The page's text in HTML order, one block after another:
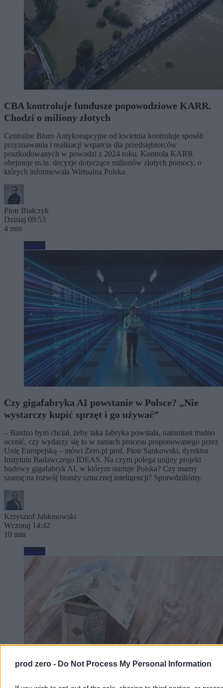
prod zero - Do Not Process My Personal Information
CBA kontroluje fundusze popowodziowe KARR.
Chodzi o miliony złotych
Centralne Biuro Antykorupcyjne od kwietnia kontroluje sposób
przyznawania i realizacji wsparcia dla przedsiębiorców
poszkodowanych w powodzi z 2024 roku. Kontrola KARR
obejmuje m.in. decyzje dotyczące milionów złotych pomocy, o
których informowała Wirtualna Polska.
Piotr Białczyk
Dzisiaj 09:53
4 min
Biznes
Czy gigafabryka AI powstanie w Polsce? „Nie
wystarczy kupić sprzęt i go używać”
– Bardzo bym chciał, żeby taka fabryka powstała, natomiast trudno
ocenić, czy wydarzy się to w ramach procesu proponowanego przez
Unię Europejską – mówi Zero.pl prof. Piotr Sankowski, dyrektor
Instytutu Badawczego IDEAS. Na czym polega unijny projekt
budowy gigafabryk AI, w którym startuje Polska? Czy mamy
szansę na rozwój branży sztucznej inteligencji? Sprawdziliśmy.
Krzysztof Jabłonowski
Wczoraj 14:42
10 min
Biznes